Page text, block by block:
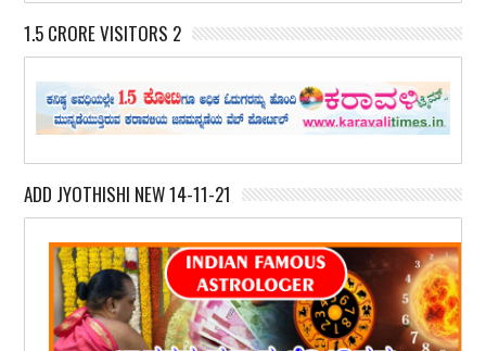
1.5 CRORE VISITORS 2
ADD JYOTHISHI NEW 14-11-21